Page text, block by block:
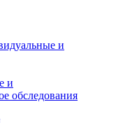
и
и
обследования